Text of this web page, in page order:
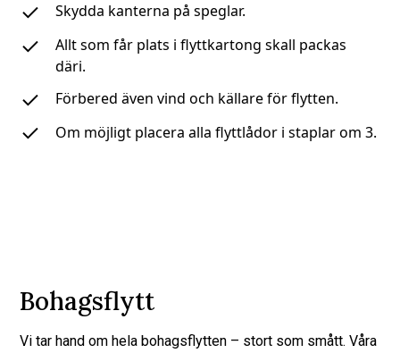
Skydda kanterna på speglar.
Allt som får plats i flyttkartong skall packas
däri.
Förbered även vind och källare för flytten.
Om möjligt placera alla flyttlådor i staplar om 3.
Bohagsflytt
Vi tar hand om hela bohagsflytten – stort som smått. Våra